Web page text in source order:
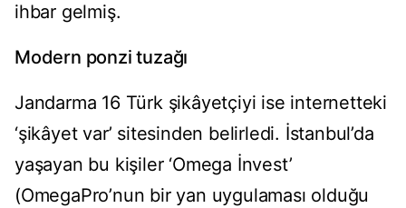
ihbar gelmiş.
Modern ponzi tuzağı
Jandarma 16 Türk şikâyetçiyi ise internetteki
‘şikâyet var’ sitesinden belirledi. İstanbul’da
yaşayan bu kişiler ‘Omega İnvest’
(OmegaPro’nun bir yan uygulaması olduğu